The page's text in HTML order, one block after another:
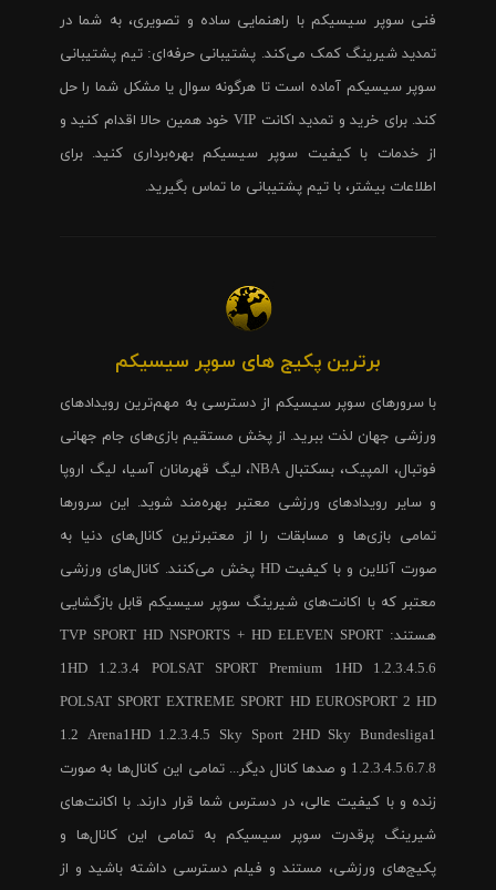
فنی سوپر سیسیکم با راهنمایی ساده و تصویری، به شما در
تمدید شیرینگ کمک می‌کند. پشتیبانی حرفه‌ای: تیم پشتیبانی
سوپر سیسیکم آماده است تا هرگونه سوال یا مشکل شما را حل
کند. برای خرید و تمدید اکانت VIP خود همین حالا اقدام کنید و
از خدمات با کیفیت سوپر سیسیکم بهره‌برداری کنید. برای
اطلاعات بیشتر، با تیم پشتیبانی ما تماس بگیرید.
برترین پکیج های سوپر سیسیکم
با سرورهای سوپر سیسیکم از دسترسی به مهم‌ترین رویدادهای
ورزشی جهان لذت ببرید. از پخش مستقیم بازی‌های جام جهانی
فوتبال، المپیک، بسکتبال NBA، لیگ قهرمانان آسیا، لیگ اروپا
و سایر رویدادهای ورزشی معتبر بهره‌مند شوید. این سرورها
تمامی بازی‌ها و مسابقات را از معتبرترین کانال‌های دنیا به
صورت آنلاین و با کیفیت HD پخش می‌کنند. کانال‌های ورزشی
معتبر که با اکانت‌های شیرینگ سوپر سیسیکم قابل بازگشایی
هستند: TVP SPORT HD NSPORTS + HD ELEVEN SPORT
1HD 1.2.3.4 POLSAT SPORT Premium 1HD 1.2.3.4.5.6
POLSAT SPORT EXTREME SPORT HD EUROSPORT 2 HD
1.2 Arena1HD 1.2.3.4.5 Sky Sport 2HD Sky Bundesliga1
1.2.3.4.5.6.7.8 و صدها کانال دیگر... تمامی این کانال‌ها به صورت
زنده و با کیفیت عالی، در دسترس شما قرار دارند. با اکانت‌های
شیرینگ پرقدرت سوپر سیسیکم به تمامی این کانال‌ها و
پکیج‌های ورزشی، مستند و فیلم دسترسی داشته باشید و از